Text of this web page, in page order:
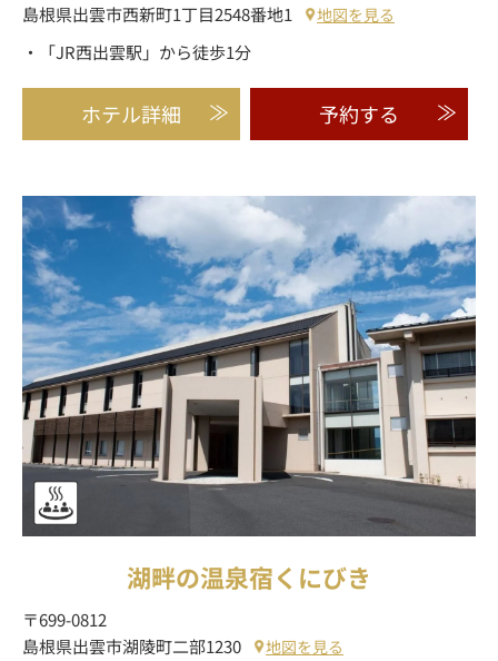
島根県出雲市西新町1丁目2548番地1
地図を見る
・「JR西出雲駅」から徒歩1分
ホテル詳細 予約する
湖畔の温泉宿くにびき
〒699-0812
島根県出雲市湖陵町二部1230
地図を見る